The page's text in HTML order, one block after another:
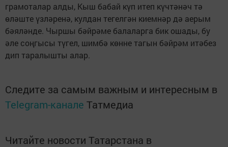
грамоталар алды, Кыш бабай күп итеп күчтәнәч тә
өләште үзләренә, кулдан тегелгән киемнәр дә аерым
бәяләнде. Чыршы бәйрәме балаларга бик ошады, бу
әле соңгысы түгел, шимбә көнне тагын бәйрәм итәбез
дип таралышты алар.
Следите за самым важным и интересным в
Telegram-канале Татмедиа
Читайте новости Татарстана в